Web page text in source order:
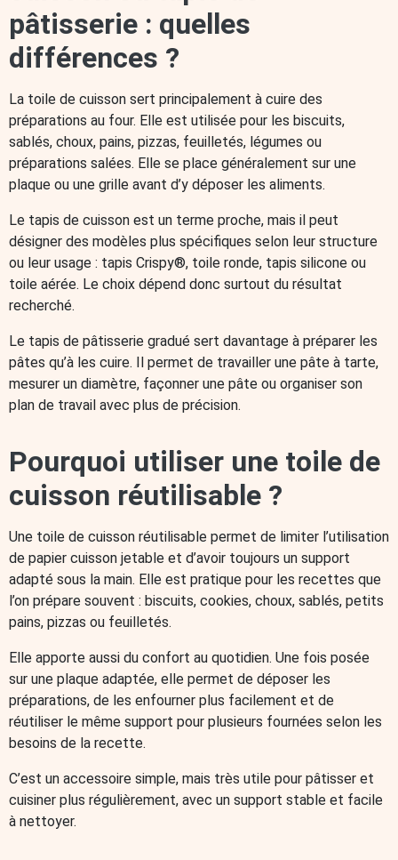
pâtisserie : quelles
différences ?
La toile de cuisson sert principalement à cuire des
préparations au four. Elle est utilisée pour les biscuits,
sablés, choux, pains, pizzas, feuilletés, légumes ou
préparations salées. Elle se place généralement sur une
plaque ou une grille avant d’y déposer les aliments.
Le tapis de cuisson est un terme proche, mais il peut
désigner des modèles plus spécifiques selon leur structure
ou leur usage : tapis Crispy®, toile ronde, tapis silicone ou
toile aérée. Le choix dépend donc surtout du résultat
recherché.
Le tapis de pâtisserie gradué sert davantage à préparer les
pâtes qu’à les cuire. Il permet de travailler une pâte à tarte,
mesurer un diamètre, façonner une pâte ou organiser son
plan de travail avec plus de précision.
Pourquoi utiliser une toile de
cuisson réutilisable ?
Une toile de cuisson réutilisable permet de limiter l’utilisation
de papier cuisson jetable et d’avoir toujours un support
adapté sous la main. Elle est pratique pour les recettes que
l’on prépare souvent : biscuits, cookies, choux, sablés, petits
pains, pizzas ou feuilletés.
Elle apporte aussi du confort au quotidien. Une fois posée
sur une plaque adaptée, elle permet de déposer les
préparations, de les enfourner plus facilement et de
réutiliser le même support pour plusieurs fournées selon les
besoins de la recette.
C’est un accessoire simple, mais très utile pour pâtisser et
cuisiner plus régulièrement, avec un support stable et facile
à nettoyer.